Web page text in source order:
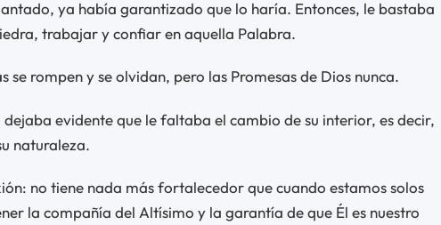
ya había garantizado que lo haría. Entonces, le bastaba
trabajar y confiar en aquella Palabra.
se rompen y se olvidan, pero las Promesas de Dios nunca.
evidente que le faltaba el cambio de su interior, es decir,
naturaleza.
no tiene nada más fortalecedor que cuando estamos solos
la compañía del Altísimo y la garantía de que Él es nuestro